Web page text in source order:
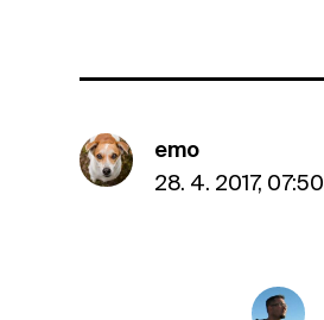
emo
28. 4. 2017, 07:50